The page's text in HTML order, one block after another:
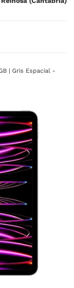
| Gris Espacial -